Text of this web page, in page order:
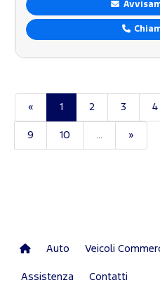
« 1 2 3 4
9 10 »
Auto Veicoli
Assistenza Contatti